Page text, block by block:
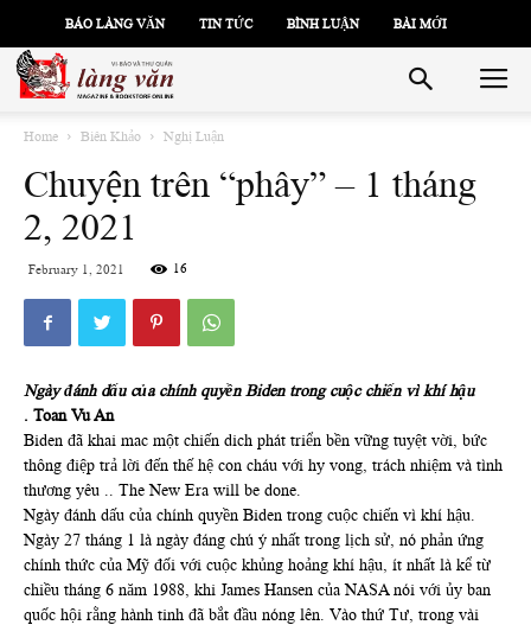
BÁO LÀNG VĂN TIN TỨC BÌNH LUẬN BÀI MỚI
Home Biên Khảo Nghị Luận
Chuyện trên “phây” – 1 tháng
2, 2021
February 1, 2021 16
Ngày đánh dấu của chính quyền Biden trong cuộc chiến vì khí hậu
. Toan Vu An
Biden đã khai mac một chiến dich phát triển bền vững tuyệt vời, bức
thông điệp trả lời đến thế hệ con cháu với hy vong, trách nhiệm và tình
thương yêu .. The New Era will be done.
Ngày đánh dấu của chính quyền Biden trong cuộc chiến vì khí hậu.
Ngày 27 tháng 1 là ngày đáng chú ý nhất trong lịch sử, nó phản ứng
chính thức của Mỹ đối với cuộc khủng hoảng khí hậu, ít nhất là kể từ
chiều tháng 6 năm 1988, khi James Hansen của NASA nói với ủy ban
quốc hội rằng hành tinh đã bắt đầu nóng lên. Vào thứ Tư, trong vài